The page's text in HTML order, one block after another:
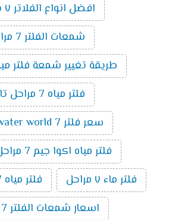
افضل انواع الفلاتر ٧ مراحل
شمعات الفلتر 7 مراحل
طريقة تغيير شمعة فلتر مياه 7
فلتر مياه 7 مراحل تانك
سعر فلتر water world 7 مراحل
فلتر مياه اكوا جيم 7 مراحل امريكي
فلتر ماء ٧ مراحل
فلتر مياه 7 مراحل الماني
اسعار شمعات الفلتر 7 مراحل